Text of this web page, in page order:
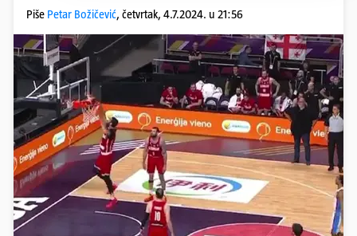
Piše Petar Božičević, četvrtak, 4.7.2024. u 21:56